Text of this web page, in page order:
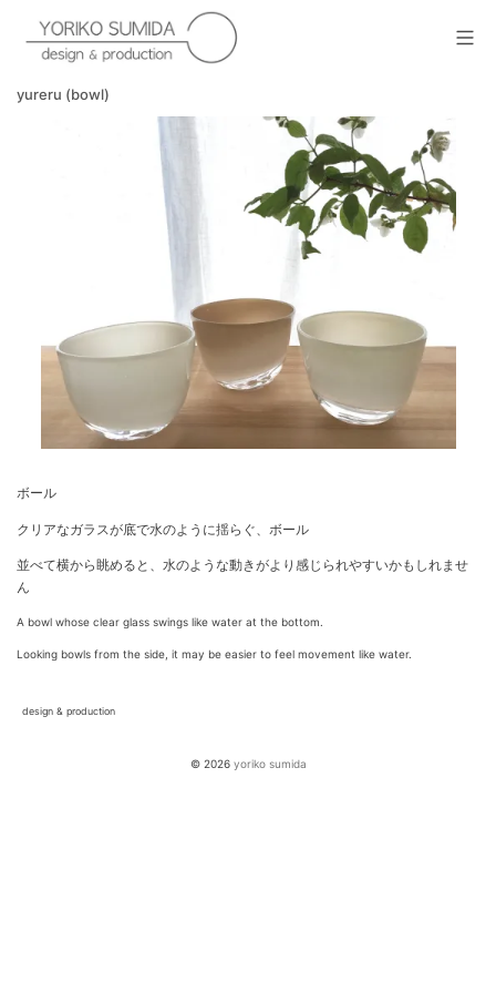
content
yoriko sumida
yureru (bowl)
ボール
クリアなガラスが底で水のように揺らぐ、ボール
並べて横から眺めると、水のような動きがより感じられやすいかもしれませ
ん
A bowl whose clear glass swings like water at the bottom.
Looking bowls from the side, it may be easier to feel movement like water.
design & production
© 2026 yoriko sumida